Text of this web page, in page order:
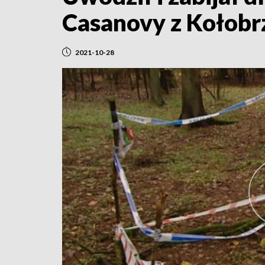
Casanovy z
2021-10-28